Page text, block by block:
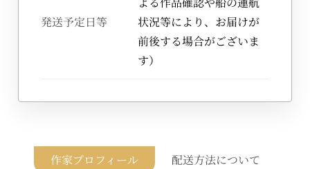
発送予定日等
状況等により、お届けが
前後する場合がございま
す）
作家プロフィール 配送方法について